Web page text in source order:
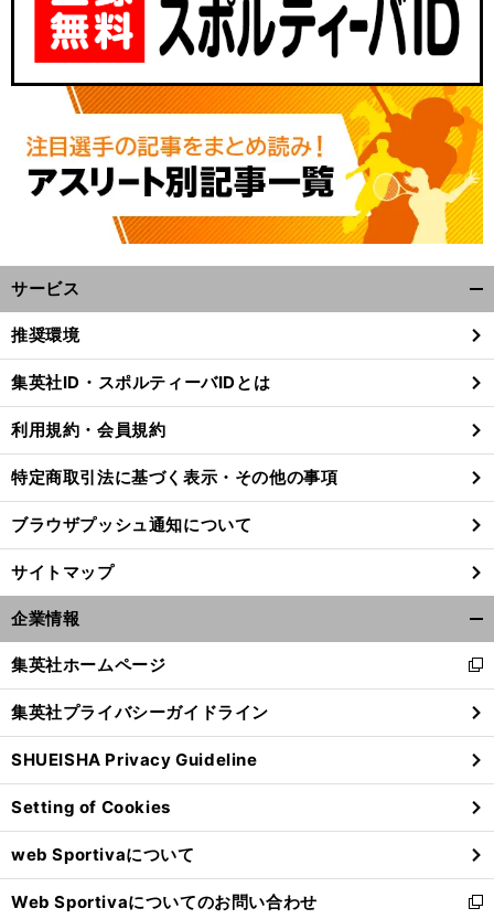
サービス
閉
る
推奨環境
集英社ID・スポルティーバIDとは
利用規約・会員規約
特定商取引法に基づく表示・その他の事項
ブラウザプッシュ通知について
サイトマップ
企業情報
閉
る
集英社ホームページ
新
し
い
ウ
ィ
ン
ド
ウ
で
開
く
集英社プライバシーガイドライン
SHUEISHA Privacy Guideline
Setting of Cookies
web Sportivaについて
Web Sportivaについてのお問い合わせ
新